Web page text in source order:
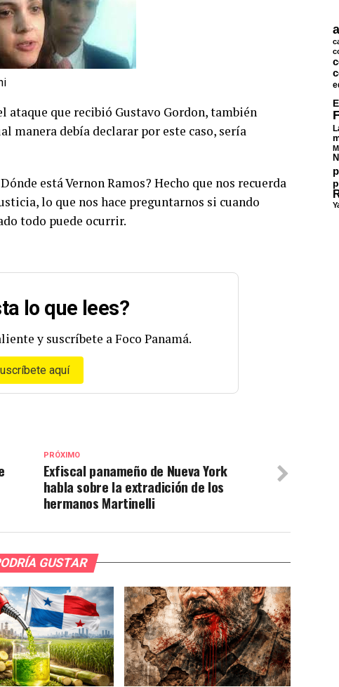
que recibió Gustavo Gordon, también
manera debía declarar por este caso, sería
está Vernon Ramos? Hecho que nos recuerda
lo que nos hace preguntarnos si cuando
todo puede ocurrir.
lo que lees?
y suscríbete a Foco Panamá.
aquí
PRÓXIMO
Exfiscal panameño de Nueva York
habla sobre la extradición de los
hermanos Martinelli
GUSTAR